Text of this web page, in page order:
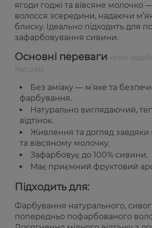
ягоди годжі та вівсяне молочко
волосся зсередини, надаючи
блиску. Ідеально підходить для
зафарбовування сивини.
Основні переваги
Без аміаку — м’яке та
фарбування.
Натурально виглядаючий,
відтінок.
Живлення та догляд завдяки
та вівсяному молочку.
Зафарбовує до 100% сивини.
Має приємний фруктовий
Підходить для:
Фарбування натурального,
попередньо пофарбованого